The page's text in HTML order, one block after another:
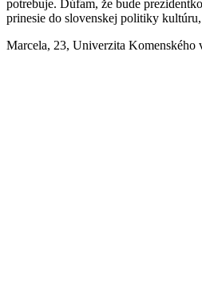
potrebuje. Dúfam, že bude
prinesie do slovenskej politiky
Marcela, 23, Univerzita Komenského